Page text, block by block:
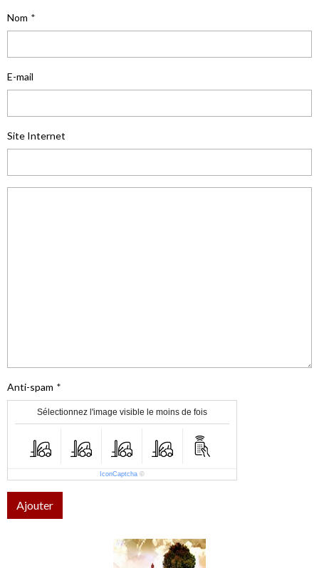
Nom
E-mail
Site Internet
Anti-spam
Sélectionnez l'image visible le moins de fois
IconCaptcha ©
Ajouter